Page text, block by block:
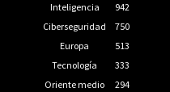
Inteligencia
942
Ciberseguridad
750
Europa
513
Tecnología
333
Oriente medio
294